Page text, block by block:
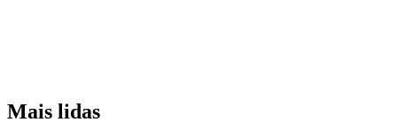
Mais lidas